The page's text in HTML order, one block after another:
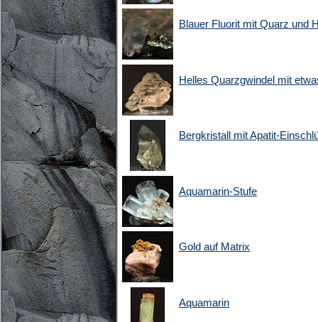
Blauer Fluorit mit Quarz und
Helles Quarzgwindel mit
Bergkristall mit Apatit-
Aquamarin-Stufe
Gold auf Matrix
Aquamarin